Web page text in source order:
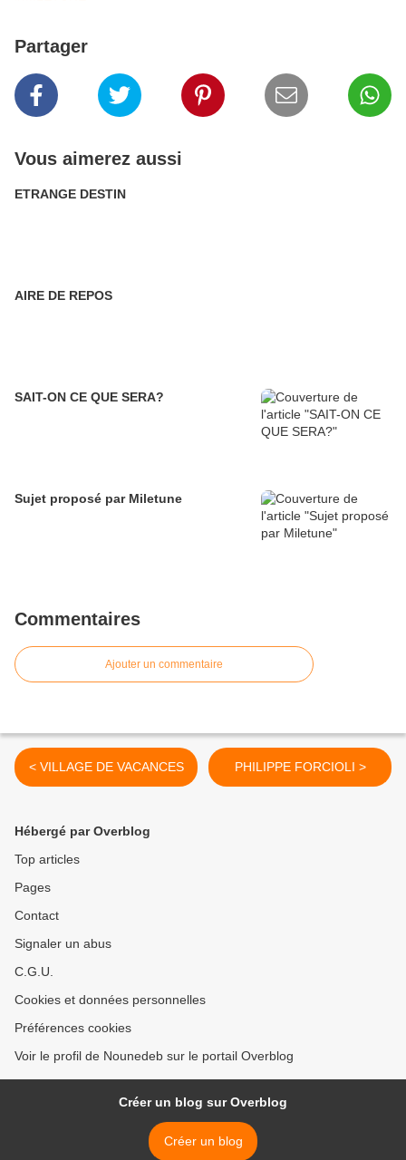
Partager
Vous aimerez aussi
ETRANGE DESTIN
AIRE DE REPOS
SAIT-ON CE QUE SERA?
Sujet proposé par Miletune
Commentaires
Ajouter un commentaire
< VILLAGE DE VACANCES PHILIPPE FORCIOLI >
Hébergé par Overblog
Top articles
Pages
Contact
Signaler un abus
C.G.U.
Cookies et données personnelles
Préférences cookies
Voir le profil de Nounedeb sur le portail Overblog
Créer un blog sur Overblog
Créer un blog